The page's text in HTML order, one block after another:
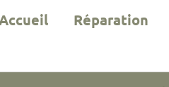
Réparation